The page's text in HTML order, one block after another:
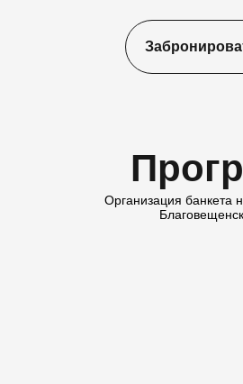
Организация банкета
Благовещенск